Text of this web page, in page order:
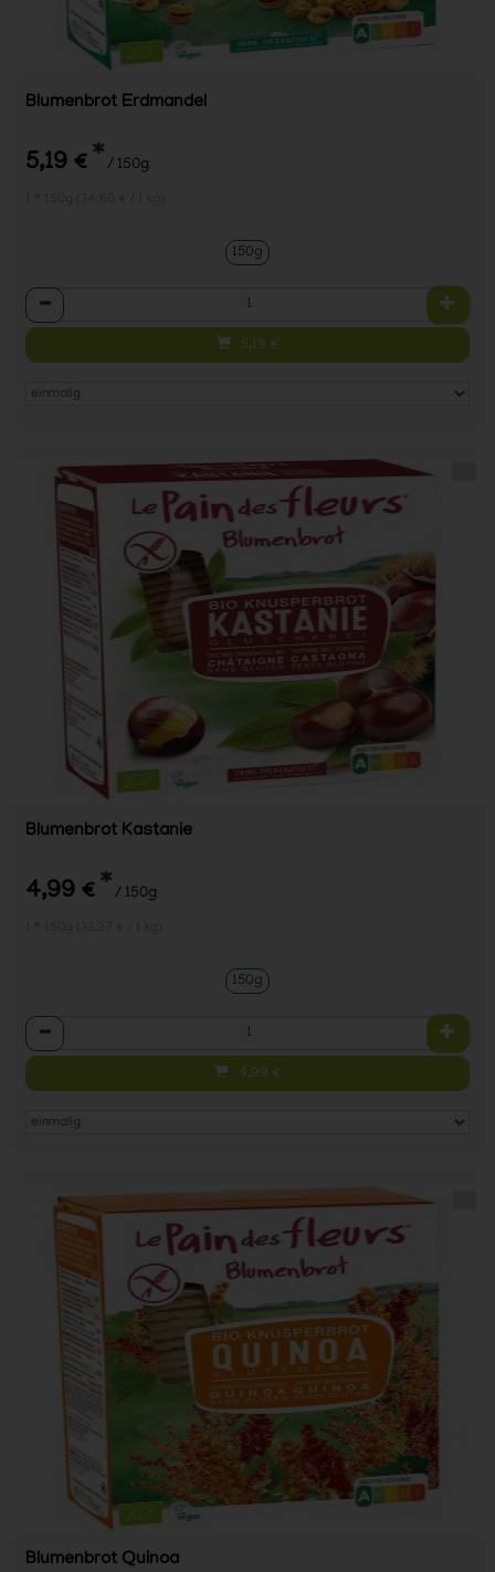
Blumenbrot Erdmandel
5,19 € * / 150g
150g
Anzahl
5,19 €
Blumenbrot Kastanie
4,99 € * / 150g
150g
Anzahl
4,99 €
Blumenbrot Quinoa